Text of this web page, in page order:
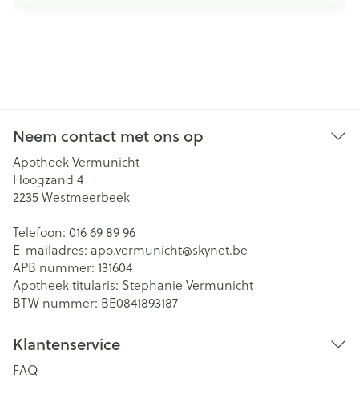
Neem contact met ons op
Apotheek Vermunicht
Hoogzand 4
2235Westmeerbeek
Telefoon: 016 69 89 96
E-mailadres: apo.vermunicht@skynet.be
APB nummer: 131604
Apotheek titularis: Stephanie Vermunicht
BTW nummer: BE0841893187
Klantenservice
FAQ